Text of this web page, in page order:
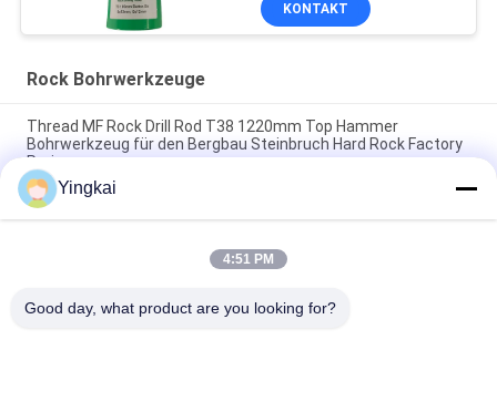
KONTAKT
Rock Bohrwerkzeuge
Thread MF Rock Drill Rod T38 1220mm Top Hammer
Bohrwerkzeug für den Bergbau Steinbruch Hard Rock Factory
Preis
445mm COP 131 T38 Drifting Shank Adapter Hochfestigkeits-
Legierungsstahl für hydraulische Felsbohrungen
Hochwertige R32-R32-Kupplungshülse für Top-Hammer-
Yingkai
4:51 PM
Good day, what product are you looking for?